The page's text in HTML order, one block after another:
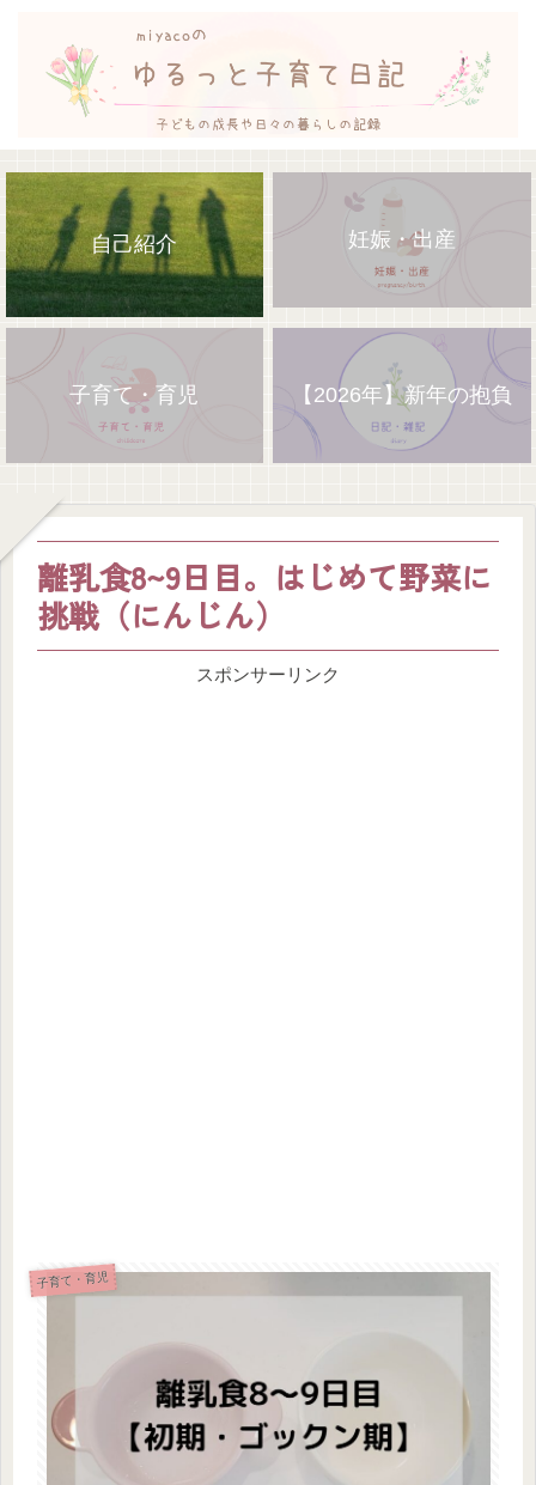
自己紹介 妊娠・出産
子育て・育児 【2026年】新年の抱負
離乳食8~9日目。はじめて野菜に
挑戦（にんじん）
スポンサーリンク
子育て・育児